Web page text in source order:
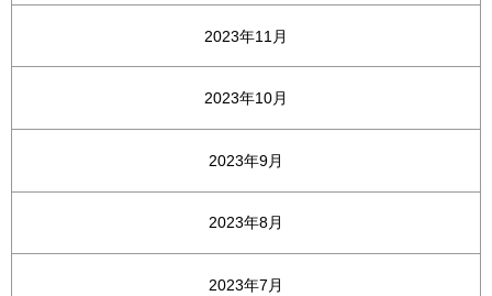
2023年11月
2023年10月
2023年9月
2023年8月
2023年7月